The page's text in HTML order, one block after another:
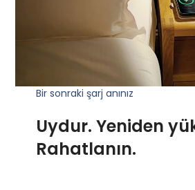
Bir sonraki şarj anınız
Uydur. Yeniden
Rahatlanın.